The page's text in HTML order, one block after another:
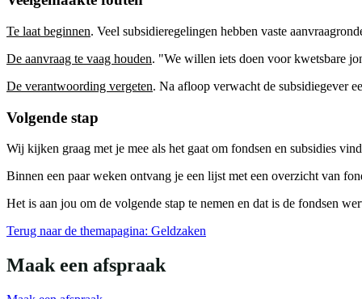
Te laat beginnen. Veel subsidieregelingen hebben vaste
De aanvraag te vaag houden. "We willen iets doen voor kwetsbare
De verantwoording vergeten. Na afloop verwacht de subsidiegever
Volgende stap
Wij kijken graag met je mee als het gaat om fondsen en subsidies
Binnen een paar weken ontvang je een lijst met een overzicht van
Het is aan jou om de volgende stap te nemen en dat is de fondsen
Terug naar de themapagina: Geldzaken
Maak een afspraak